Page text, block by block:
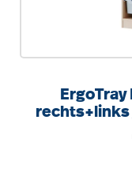
rechts+links